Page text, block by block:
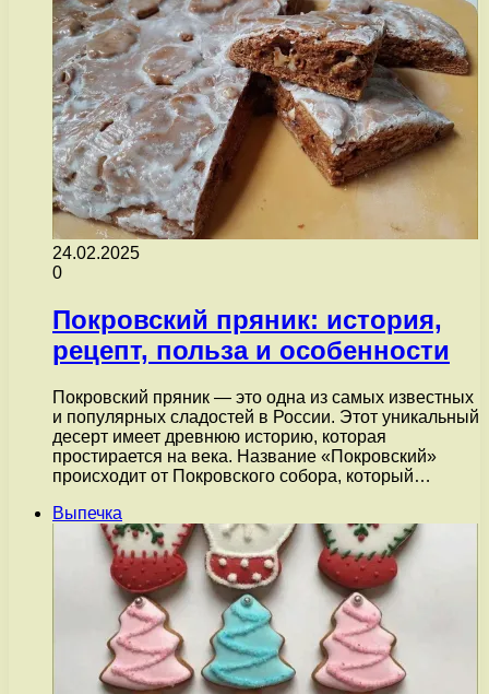
24.02.2025
0
Покровский пряник: история,
рецепт, польза и особенности
Покровский пряник — это одна из самых известных
и популярных сладостей в России. Этот уникальный
десерт имеет древнюю историю, которая
простирается на века. Название «Покровский»
происходит от Покровского собора, который…
Выпечка